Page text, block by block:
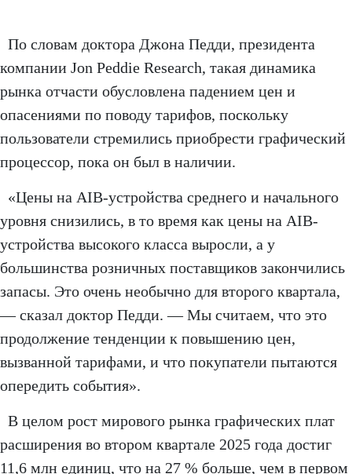
По словам доктора Джона Педди, президента
компании Jon Peddie Research, такая динамика
рынка отчасти обусловлена падением цен и
опасениями по поводу тарифов, поскольку
пользователи стремились приобрести графический
процессор, пока он был в наличии.
«Цены на AIB-устройства среднего и начального
уровня снизились, в то время как цены на AIB-
устройства высокого класса выросли, а у
большинства розничных поставщиков закончились
запасы. Это очень необычно для второго квартала,
— сказал доктор Педди. — Мы считаем, что это
продолжение тенденции к повышению цен,
вызванной тарифами, и что покупатели пытаются
опередить события».
В целом рост мирового рынка графических плат
расширения во втором квартале 2025 года достиг
11,6 млн единиц, что на 27 % больше, чем в первом